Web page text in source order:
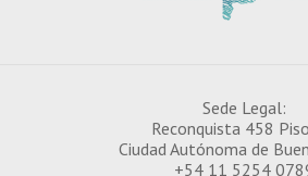
¿CÓMO INSCRIBIRSE
Sede Legal:
Reconquista 458
Ciudad Autónoma de
+54 11 5254